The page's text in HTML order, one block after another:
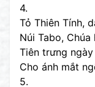
4.
Tỏ Thiên Tính,
Núi Tabo,
Tiên trưng
Cho ánh mắt
5.